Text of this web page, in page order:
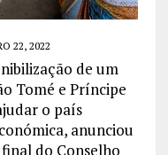
22, 2022
de um
Tomé e Príncipe
o país
anunciou
do Conselho